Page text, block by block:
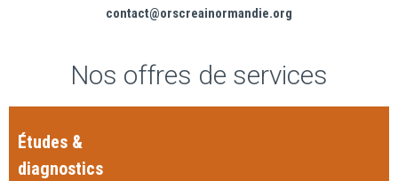
contact@orscreainormandie.org
Nos offres de services
Études &
diagnostics